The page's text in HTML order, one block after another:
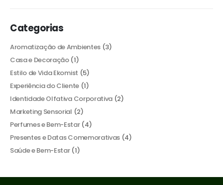
Categorias
Aromatização de Ambientes(3)
Casa e Decoração(1)
Estilo de Vida Ekomist (5)
Experiência do Cliente(1)
Identidade Olfativa Corporativa(2)
Marketing Sensorial (2)
Perfumes e Bem-Estar(4)
Presentes e Datas Comemorativas(4)
Saúde e Bem-Estar(1)